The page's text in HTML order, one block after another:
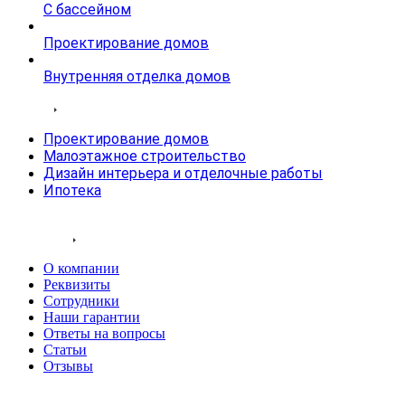
С бассейном
Проектирование домов
Внутренняя отделка домов
Проектирование домов
Малоэтажное строительство
Дизайн интерьера и отделочные работы
Ипотека
О компании
Реквизиты
Сотрудники
Наши гарантии
Ответы на вопросы
Статьи
Отзывы